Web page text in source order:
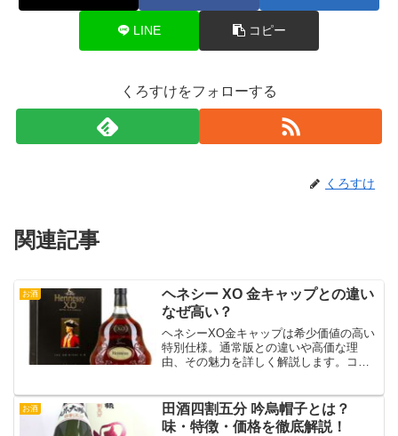
LINE コピー
くろすけをフォローする
くろすけ
関連記事
お酒
ヘネシー XO 金キャップとの違い
なぜ高い？
ヘネシーXO金キャップは希少価値の高い
特別仕様。通常版との違いや高価な理
由、その魅力を詳しく解説します。コレ
お酒
田酒四割五分 吟烏帽子とは？
味・特徴・価格を徹底解説！